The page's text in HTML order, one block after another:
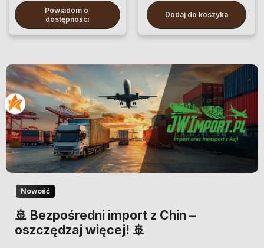
Powiadom o
dostępności
Dodaj do koszyka
Nowość
🚢 Bezpośredni import z Chin –
oszczędzaj więcej! 🚢